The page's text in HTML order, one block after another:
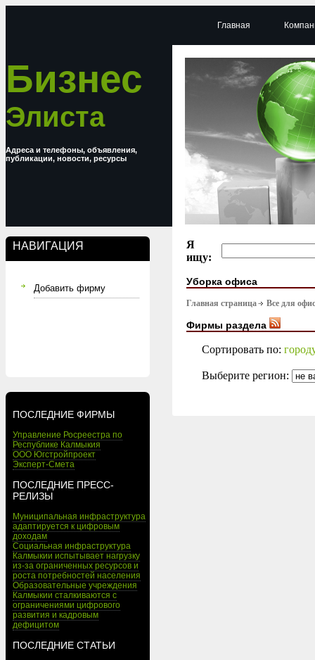
Бизнес
Элиста
Адреса и телефоны, объявления,
публикации, новости, ресурсы
НАВИГАЦИЯ
Добавить фирму
ПОСЛЕДНИЕ ФИРМЫ
Управление Росреестра по
Республике Калмыкия
ООО Югстройпроект
Эксперт-Смета
ПОСЛЕДНИЕ ПРЕСС-
РЕЛИЗЫ
Муниципальная инфраструктура
адаптируется к цифровым
доходам
Социальная инфраструктура
Калмыкии испытывает нагрузку
из-за ограниченных ресурсов и
роста потребностей населения
Образовательные учреждения
Калмыкии сталкиваются с
ограничениями цифрового
развития и кадровым
дефицитом
ПОСЛЕДНИЕ СТАТЬИ
Главная
Я
ищу:
Уборка офиса
Главная страница Все для
Фирмы раздела
Сортировать по:
Выберите регион: